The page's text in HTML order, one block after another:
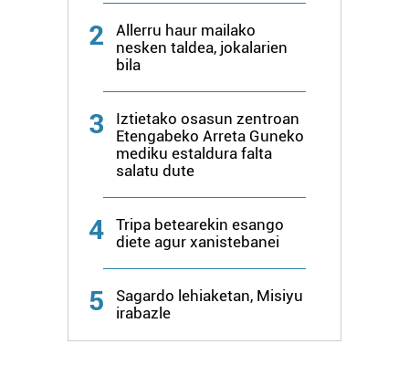
2
Allerru haur mailako
nesken taldea, jokalarien
bila
3
Iztietako osasun zentroan
Etengabeko Arreta Guneko
mediku estaldura falta
salatu dute
4
Tripa betearekin esango
diete agur xanistebanei
5
Sagardo lehiaketan, Misiyu
irabazle